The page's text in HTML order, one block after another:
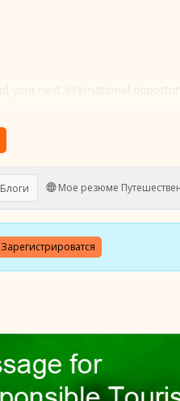
Блоги Мое резюме
Зарегистрироватся